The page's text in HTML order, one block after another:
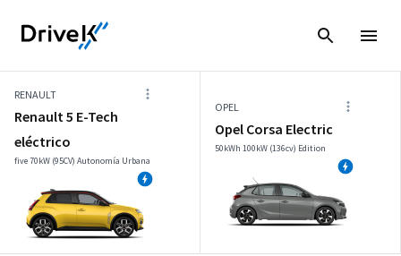
RENAULT
Renault 5 E-Tech
eléctrico
five 70kW (95CV) Autonomía Urbana
OPEL
Opel Corsa Electric
50kWh 100kW (136cv) Edition